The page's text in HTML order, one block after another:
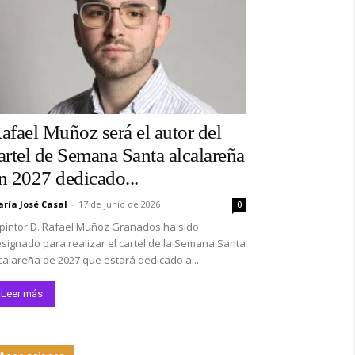
Muñoz será el autor del
de Semana Santa alcalareña
2027 dedicado...
José Casal - 17 de junio de 2026 0
D. Rafael Muñoz Granados ha sido
para realizar el cartel de la Semana Santa
de 2027 que estará dedicado a...
Leer más